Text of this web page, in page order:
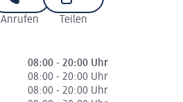
Anrufen Teilen
08:00 - 20:00 Uhr
08:00 - 20:00 Uhr
08:00 - 20:00 Uhr